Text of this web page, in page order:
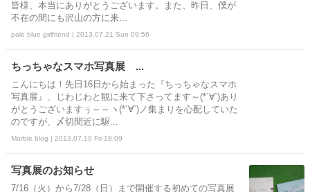
皆様、本当にありがとうございます。また、昨日、僕が
不在の間にも沢山の方に来...
pale blue girlfriend | 2013.07.21 Sun 09:56
ちっちゃなスマホ写真展 ...
こんにちは！先日16日から始まった『ちっちゃなスマホ
写真展』、じわじわと観に来て下さってます～(*´∀`)あり
がとうございますぅ～～ヽ(*´∀`)ノ集まりを心配していた
のですが、〆切間近に駆...
Marble blog | 2013.07.19 Fri 18:09
写真展のお知らせ
7/16（火）から7/28（日）まで開催する初めての写真展